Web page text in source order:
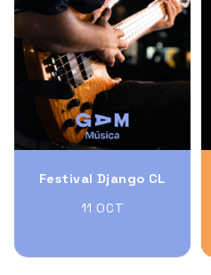
Festival Django CL
11 OCT